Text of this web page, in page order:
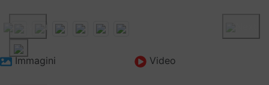
Previous
Immagini Video